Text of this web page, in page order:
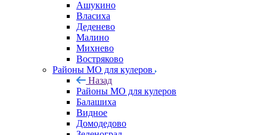
Ашукино
Власиха
Деденево
Малино
Михнево
Востряково
Районы МО для кулеров
Назад
Районы МО для кулеров
Балашиха
Видное
Домодедово